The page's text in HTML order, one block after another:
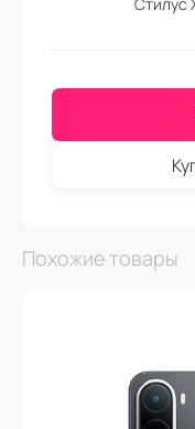
Стилус
Похожие товары